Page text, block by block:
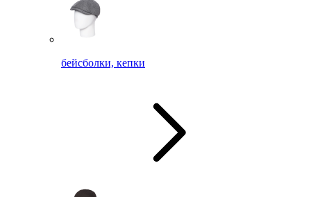
бейсболки, кепки